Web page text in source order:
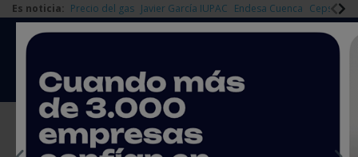
Es noticia: Precio del gas Javier García IUPAC Endesa Cuenca Cepsa
Redes Sociales Es noticia | Login empresas Registro
EMPRESAS PREMIUM